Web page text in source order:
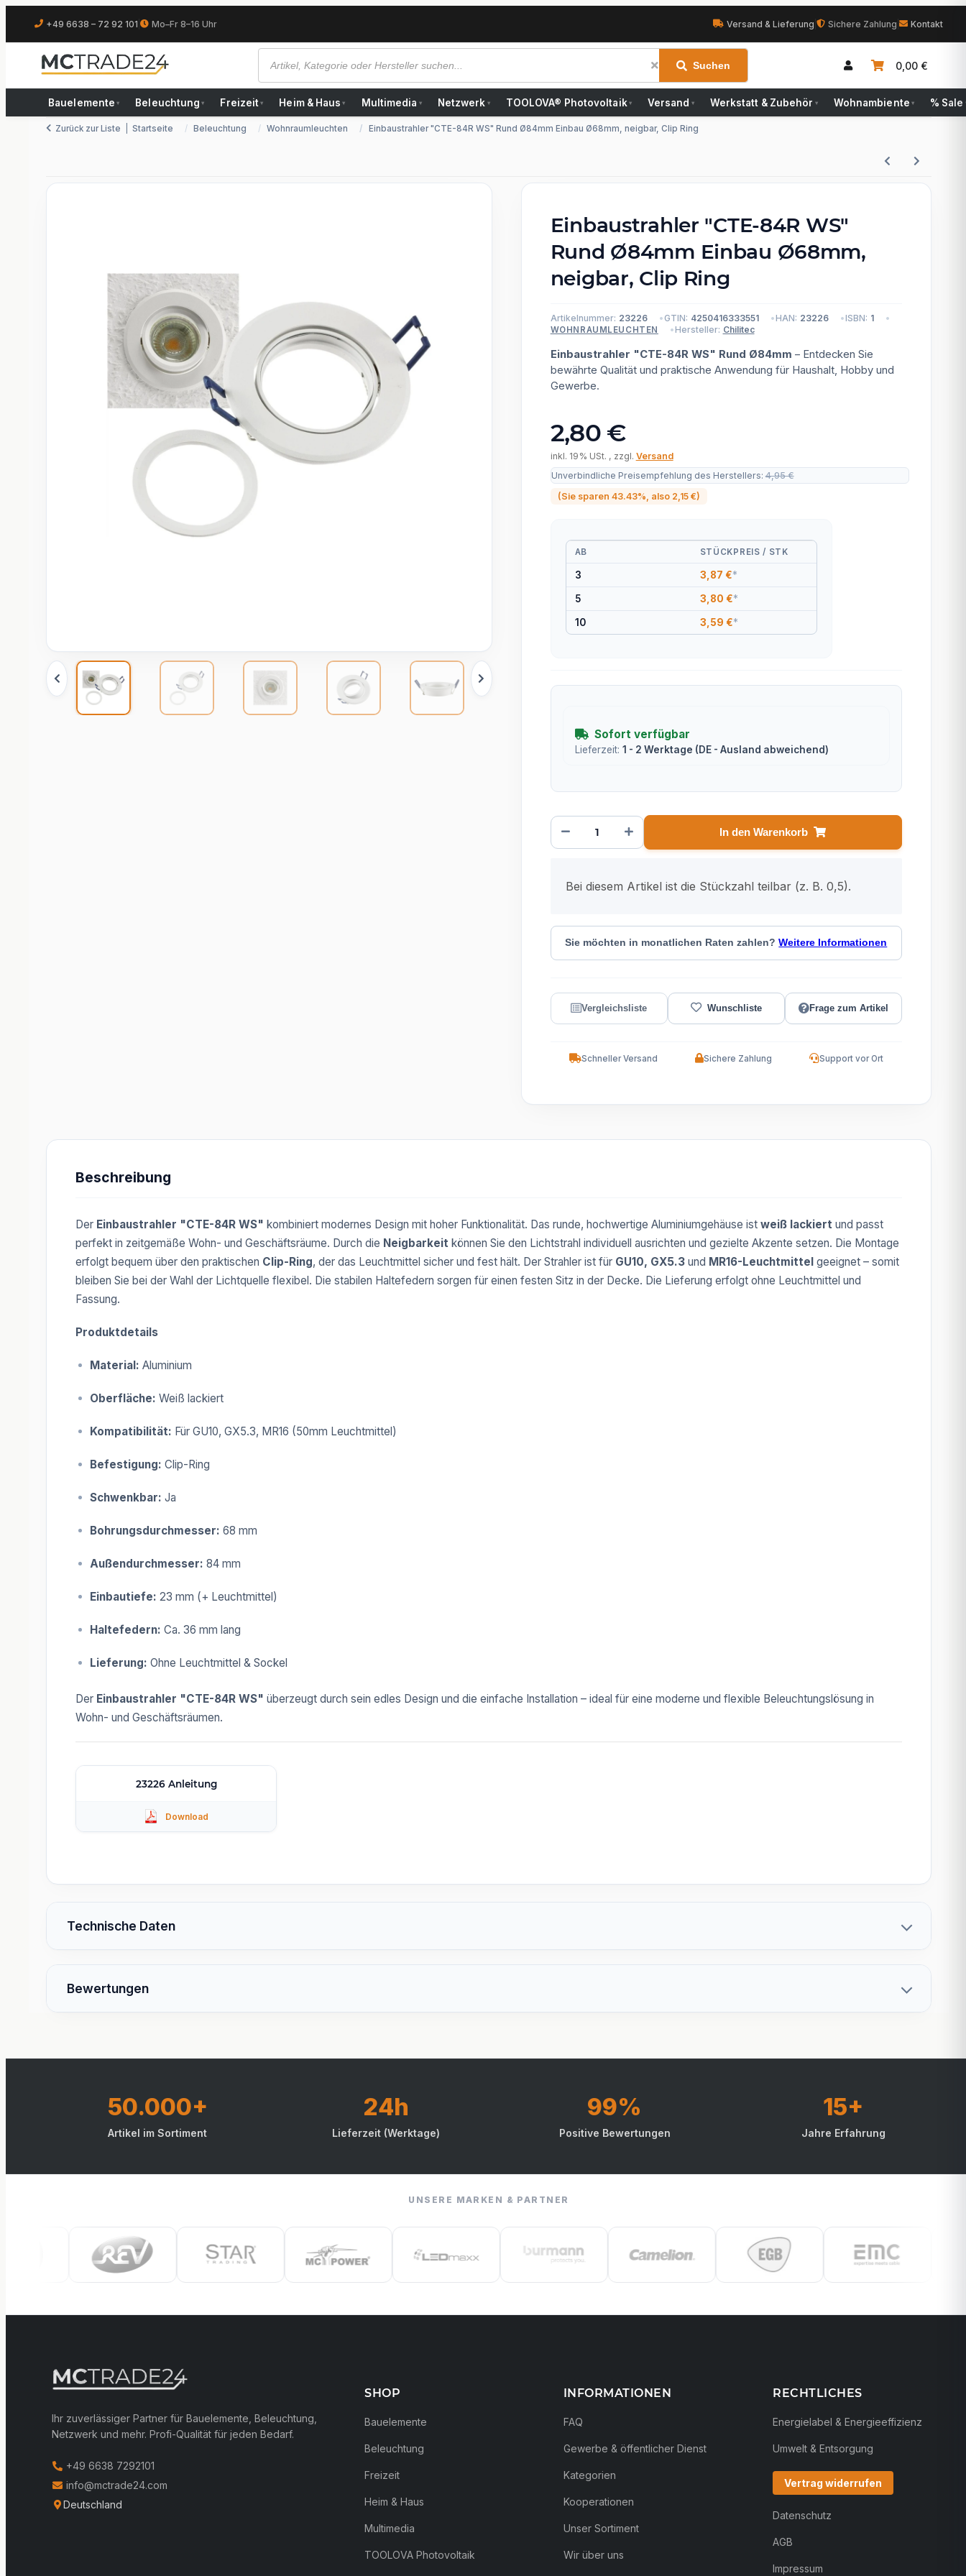
+49 6638 – 72 92 101 Mo–Fr 8–16 Uhr Versand & Lieferung Sichere Zahlung Kontakt
Suchen 0,00 €
Bauelemente ▾ Beleuchtung ▾ Freizeit ▾ Heim & Haus ▾ Multimedia ▾ Netzwerk ▾ TOOLOVA® Photovoltaik ▾ Versand ▾ Werkstatt & Zubehör ▾ Wohnambiente ▾ % Sale
Zurück zur Liste Startseite Beleuchtung Wohnraumleuchten Einbaustrahler "CTE-84R WS" Rund Ø84mm Einbau Ø68mm, neigbar, Clip Ring
Einbaustrahler "CTE-84R WS"
Rund Ø84mm Einbau Ø68mm,
neigbar, Clip Ring
Artikelnummer: 23226 GTIN: 4250416333551 HAN: 23226 ISBN: 1
WOHNRAUMLEUCHTEN Hersteller: Chilitec
Einbaustrahler "CTE-84R WS" Rund Ø84mm – Entdecken Sie
bewährte Qualität und praktische Anwendung für Haushalt, Hobby und
Gewerbe.
2,80 €
inkl. 19% USt. , zzgl. Versand
Unverbindliche Preisempfehlung des Herstellers:4,95 €
(Sie sparen 43.43% , also 2,15 €)
AB STÜCKPREIS / STK
3 3,87 €*
5 3,80 €*
10 3,59 €*
Sofort verfügbar
Lieferzeit: 1 - 2 Werktage (DE - Ausland abweichend)
In den Warenkorb
Bei diesem Artikel ist die Stückzahl teilbar (z. B. 0,5).
Sie möchten in monatlichen Raten zahlen?Weitere Informationen
Frage zum Artikel
Schneller Versand Sichere Zahlung Support vor Ort
Beschreibung
Der Einbaustrahler "CTE-84R WS" kombiniert modernes Design mit hoher Funktionalität. Das runde, hochwertige Aluminiumgehäuse ist weiß lackiert und passt
perfekt in zeitgemäße Wohn- und Geschäftsräume. Durch die Neigbarkeit können Sie den Lichtstrahl individuell ausrichten und gezielte Akzente setzen. Die Montage
erfolgt bequem über den praktischen Clip-Ring, der das Leuchtmittel sicher und fest hält. Der Strahler ist für GU10, GX5.3 und MR16-Leuchtmittel geeignet – somit
bleiben Sie bei der Wahl der Lichtquelle flexibel. Die stabilen Haltefedern sorgen für einen festen Sitz in der Decke. Die Lieferung erfolgt ohne Leuchtmittel und
Fassung.
Produktdetails
Material: Aluminium
Oberfläche: Weiß lackiert
Kompatibilität: Für GU10, GX5.3, MR16 (50mm Leuchtmittel)
Befestigung: Clip-Ring
Schwenkbar: Ja
Bohrungsdurchmesser: 68 mm
Außendurchmesser: 84 mm
Einbautiefe: 23 mm (+ Leuchtmittel)
Haltefedern: Ca. 36 mm lang
Lieferung: Ohne Leuchtmittel & Sockel
Der Einbaustrahler "CTE-84R WS" überzeugt durch sein edles Design und die einfache Installation – ideal für eine moderne und flexible Beleuchtungslösung in
Wohn- und Geschäftsräumen.
23226 Anleitung
Technische Daten
Bewertungen
50.000+
Artikel im Sortiment
24h
Lieferzeit (Werktage)
99%
Positive Bewertungen
15+
Jahre Erfahrung
UNSERE MARKEN & PARTNER
Ihr zuverlässiger Partner für Bauelemente, Beleuchtung,
Netzwerk und mehr. Profi-Qualität für jeden Bedarf.
+49 6638 7292101
info@mctrade24.com
Deutschland
SHOP
Bauelemente
Beleuchtung
Freizeit
Heim & Haus
Multimedia
TOOLOVA Photovoltaik
INFORMATIONEN
FAQ
Gewerbe & öffentlicher Dienst
Kategorien
Kooperationen
Unser Sortiment
Wir über uns
RECHTLICHES
Energielabel & Energieeffizienz
Umwelt & Entsorgung
Vertrag widerrufen
Datenschutz
AGB
Impressum